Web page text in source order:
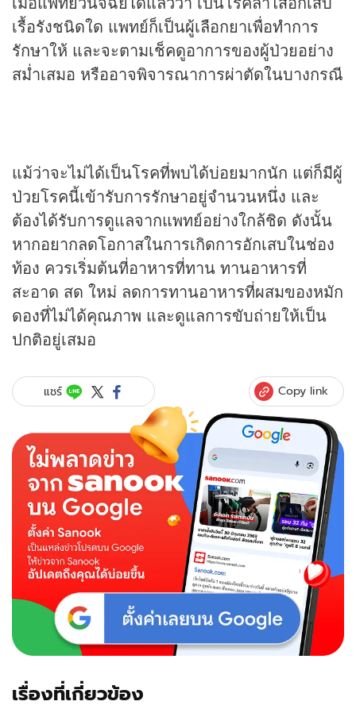
เรื้อรังชนิดใด แพทย์ก็เป็นผู้เลือกยาเพื่อทำการ
รักษาให้ และจะตามเช็คดูอาการของผู้ป่วยอย่าง
สม่ำเสมอ หรืออาจพิจารณาการผ่าตัดในบางกรณี
แม้ว่าจะไม่ได้เป็นโรคที่พบได้บ่อยมากนัก แต่ก็มีผู้
ป่วยโรคนี้เข้ารับการรักษาอยู่จำนวนหนึ่ง และ
ต้องได้รับการดูแลจากแพทย์อย่างใกล้ชิด ดังนั้น
หากอยากลดโอกาสในการเกิดการอักเสบในช่อง
ท้อง ควรเริ่มต้นที่อาหารที่ทาน ทานอาหารที่
สะอาด สด ใหม่ ลดการทานอาหารที่ผสมของหมัก
ดองที่ไม่ได้คุณภาพ และดูแลการขับถ่ายให้เป็น
ปกติอยู่เสมอ
แชร์ Copy link
เรื่องที่เกี่ยวข้อง